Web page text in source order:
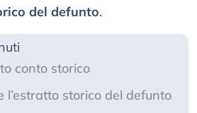
del defunto.
conto storico
l’estratto storico del defunto